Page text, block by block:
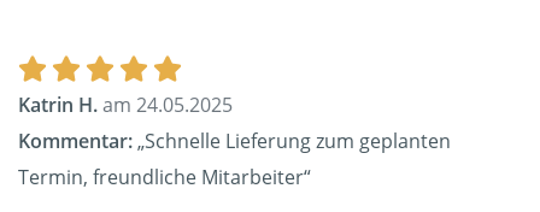
Katrin H.am 24.05.2025
Kommentar:„Schnelle Lieferung zum geplanten
Termin, freundliche Mitarbeiter“